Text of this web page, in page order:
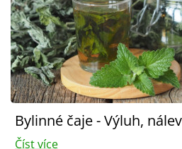
Bylinné čaje - Výluh,
Číst více